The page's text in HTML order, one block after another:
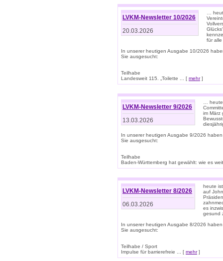
LVKM-Newsletter 10/2026
20.03.2026
…
für
In unserer heutigen Ausgabe 10/2026
Sie ausgesucht:
Teilhabe
Landesweit 115. „Toilette ... [ mehr]
LVKM-Newsletter 9/2026
13.03.2026
…
im März
In unserer heutigen Ausgabe 9/2026
Sie ausgesucht:
Teilhabe
Baden-Württemberg hat gewählt: wie es
LVKM-Newsletter 8/2026
06.03.2026
heute
auf
es
gesund
In unserer heutigen Ausgabe 8/2026
Sie ausgesucht:
Teilhabe / Sport
Impulse für barrierefreie ... [ mehr]